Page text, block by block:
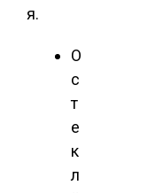
я.
О
с
т
е
к
л